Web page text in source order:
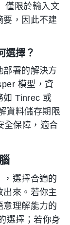
僅限於輸入文
要，因此不建
選擇？
部署的解決方
模型，資
如 Tinrec 或
資料儲存期限
全保障，適合
，選擇合適的
出來。若你主
意理解能力的
選擇；若你身